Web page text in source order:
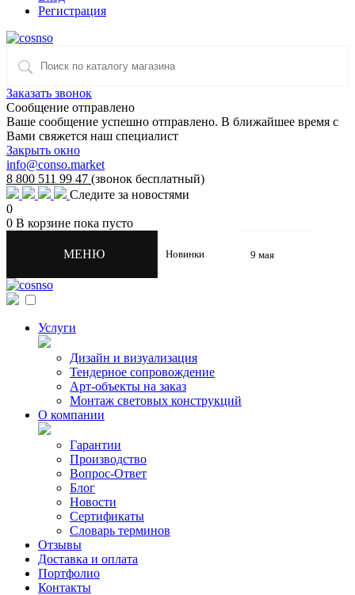
Регистрация
Заказать звонок
Сообщение отправлено
Ваше сообщение успешно отправлено. В ближайшее время с
Вами свяжется наш специалист
Закрыть окно
info@conso.market
8 800 511 99 47 (звонок бесплатный)
Следите за новостями
0
0 В корзине пока пусто
МЕНЮ Новинки 9 мая
Световые потолки
Услуги
Дизайн и визуализация
Тендерное сопровождение
Арт-объекты на заказ
Монтаж световых конструкций
О компании
Гарантии
Производство
Вопрос-Ответ
Блог
Новости
Сертификаты
Словарь терминов
Отзывы
Доставка и оплата
Портфолио
Контакты